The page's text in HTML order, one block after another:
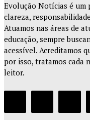
Evolução Notícias é um
clareza,
Atuamos nas áreas de
educação, sempre
acessível. Acreditamos
por isso, tratamos cada
leitor.